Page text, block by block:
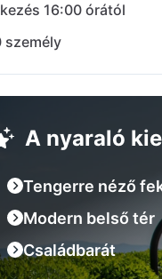
16:00 órától
személy
A nyaraló
Tengerre néző
Modern belső tér
Családbarát